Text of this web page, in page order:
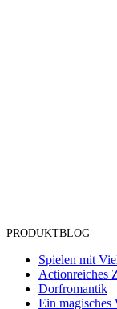
PRODUKTBLOG
Spielen mit
Actionreiches
Dorfromantik
Ein magisches